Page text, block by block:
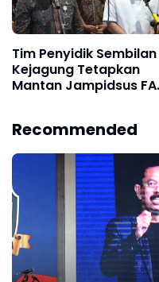
Tim Penyidik Sembilan
Kejagung Tetapkan
Mantan Jampidsus FA
Dijebloskan ke Rutan
KPK
Recommended